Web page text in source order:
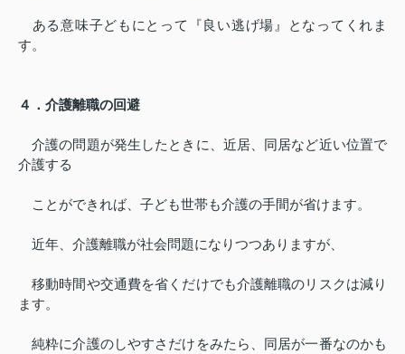
ある意味子どもにとって『良い逃げ場』となってくれま
す。
４．介護離職の回避
介護の問題が発生したときに、近居、同居など近い位置で
介護する
ことができれば、子ども世帯も介護の手間が省けます。
近年、介護離職が社会問題になりつつありますが、
移動時間や交通費を省くだけでも介護離職のリスクは減り
ます。
純粋に介護のしやすさだけをみたら、同居が一番なのかも